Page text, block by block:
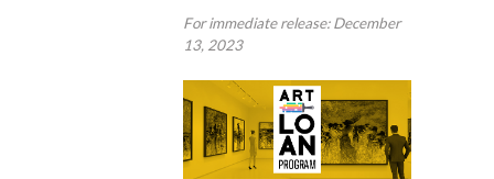
For immediate release: December
13, 2023